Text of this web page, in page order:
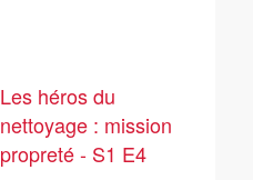
Les héros du
nettoyage : mission
propreté - S1 E4